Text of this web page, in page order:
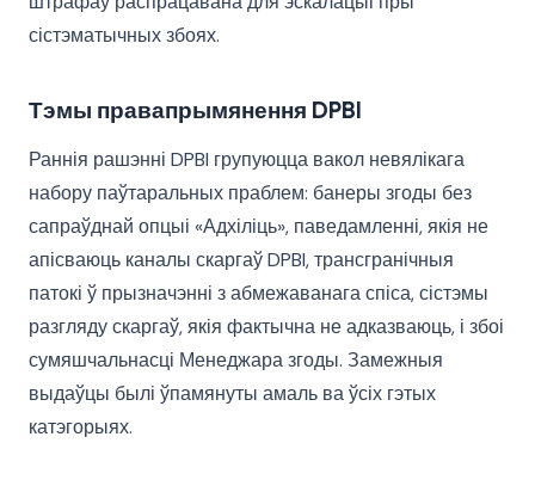
сістэматычных збоях.
Тэмы правапрымянення DPBI
Раннія рашэнні DPBI групуюцца вакол невялікага
набору паўтаральных праблем: банеры згоды без
сапраўднай опцыі «Адхіліць», паведамленні, якія не
апісваюць каналы скаргаў DPBI, трансгранічныя
патокі ў прызначэнні з абмежаванага спіса, сістэмы
разгляду скаргаў, якія фактычна не адказваюць, і збоі
сумяшчальнасці Менеджара згоды. Замежныя
выдаўцы былі ўпамянуты амаль ва ўсіх гэтых
катэгорыях.